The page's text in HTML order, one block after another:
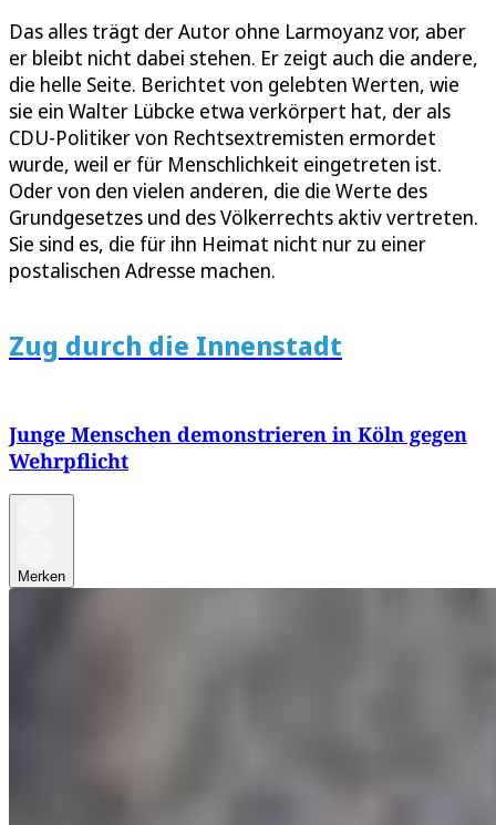
Das alles trägt der Autor ohne Larmoyanz vor, aber
er bleibt nicht dabei stehen. Er zeigt auch die andere,
die helle Seite. Berichtet von gelebten Werten, wie
sie ein Walter Lübcke etwa verkörpert hat, der als
CDU-Politiker von Rechtsextremisten ermordet
wurde, weil er für Menschlichkeit eingetreten ist.
Oder von den vielen anderen, die die Werte des
Grundgesetzes und des Völkerrechts aktiv vertreten.
Sie sind es, die für ihn Heimat nicht nur zu einer
postalischen Adresse machen.
Zug durch die Innenstadt
Junge Menschen demonstrieren in Köln gegen
Wehrpflicht
Merken